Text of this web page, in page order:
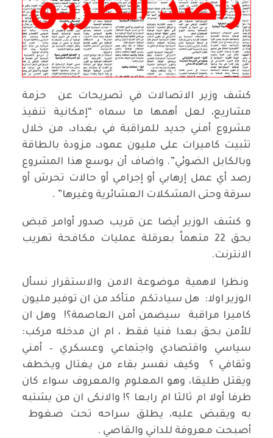
كشف وزير الاتصالات في تصريحات عن حزمة
مشاريع، لعل أهمها ما سماه “إمكانية تنفيذ
مشروع أمني جديد للمراقبة في بغداد، من خلال
تثبيت كاميرات على مليون عمود، مزودة بالطاقة
وبالكابل الضوئي”. واضاف أن بوسع هذا المشروع
رصد أي عمل إرهابي أو إجرامي أو حالات تحرش أو
سرقة وحتى المشكلات العشائرية وغيرها” .
و كشف الوزير أيضا عن قريب صدور أوامر قبض
بحق 22 متهماً بعرقلة عمليات مكافحة تهريب
الانترنت.
ونظرا لاهمية موضوعة الامن والاستقرار نسأل
الوزير اولا: هل سيادتكم متأكد من ان توفير مليون
كاميرا مراقبة سيضمن أمن العاصمة؟! وهل ان
للأمن بحق بعدا فنيا فقط ، ام ان مدخله مركب:
سياسي واقتصادي واجتماعي وعسكري – أمني
وثقافي ؟ وكيف نفسر بقاء من يغتال ويخطف
ويقتل طليقا، وهو المعلوم والمعروف سواء كان
طرفا أولا ام ثالثا ام رابعا ؟! والانكى ان من يشتبه
به ويقبض عليه، يطلق سراحه تحت ضغوط
أصبحت معروفة للداني والقاصي .